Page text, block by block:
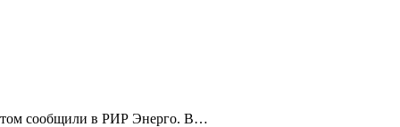
сообщили в РИР Энерго. В…